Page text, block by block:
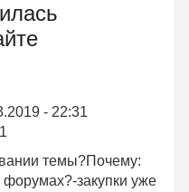
- 22:31
темы?Почему:
закупки уже